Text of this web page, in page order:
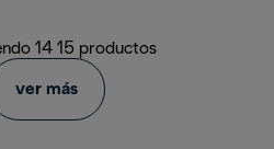
14 15 productos
ver más